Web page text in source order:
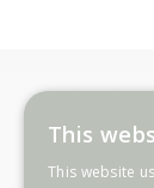
This
This website